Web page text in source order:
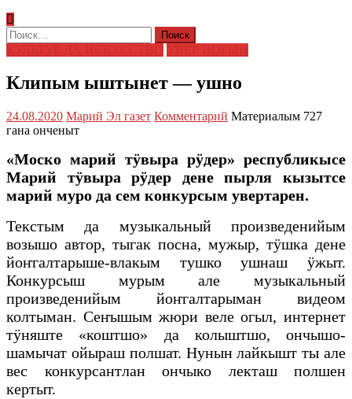
Найти:
Клипым ыштынет — ушно
24.08.2020 Марий Эл газет Комментарий Материалым 727
гана онченыт
«Моско марий тӱвыра рӱдер» республикысе
Марий тӱвыра рӱдер дене пырля кызытсе
марий муро да сем конкурсым увертарен.
Текстым да музыкальный произведенийым
возышо автор, тыгак посна, мужыр, тӱшка дене
йоҥгалтарыше-влакым тушко ушнаш ӱжыт.
Конкурсыш мурым але музыкальный
произведенийым йоҥгалтарыман видеом
колтыман. Сеҥышым жюри веле огыл, интернет
тӱняште «коштшо» да колыштшо, ончышо-
шамычат ойыраш полшат. Нунын лайкышт ты але
вес конкурсантлан ончыко лекташ полшен
кертыт.